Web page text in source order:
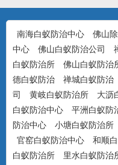
防治
治...
美
产品
气味
南海白蚁防治中心 佛山
中心
佛山白蚁防治公司
白蚁防治所
佛山白蚁防治
德白蚁防治
禅城白蚁防治
司
黄岐白蚁防治所 大沥
白蚁防治中心
平洲白蚁防
防治中心
小塘白蚁防治所
官窑白蚁防治中心
和顺
白蚁防治所
里水白蚁防治